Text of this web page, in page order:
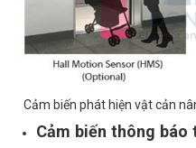
Cảm biến phát hiện vật cản
Cảm biến thông báo